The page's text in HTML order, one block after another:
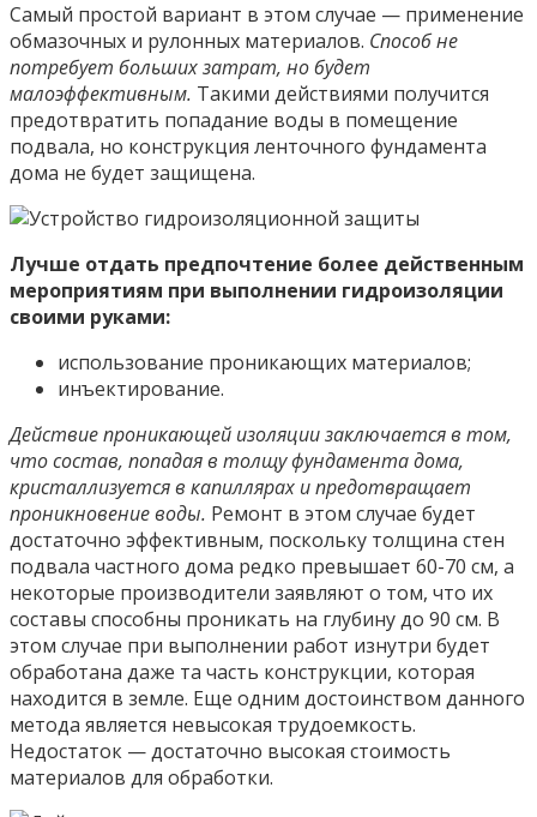
Самый простой вариант в этом случае — применение
обмазочных и рулонных материалов. Способ не
потребует больших затрат, но будет
малоэффективным. Такими действиями получится
предотвратить попадание воды в помещение
подвала, но конструкция ленточного фундамента
дома не будет защищена.
Лучше отдать предпочтение более действенным
мероприятиям при выполнении гидроизоляции
своими руками:
использование проникающих материалов;
инъектирование.
Действие проникающей изоляции заключается в том,
что состав, попадая в толщу фундамента дома,
кристаллизуется в капиллярах и предотвращает
проникновение воды. Ремонт в этом случае будет
достаточно эффективным, поскольку толщина стен
подвала частного дома редко превышает 60-70 см, а
некоторые производители заявляют о том, что их
составы способны проникать на глубину до 90 см. В
этом случае при выполнении работ изнутри будет
обработана даже та часть конструкции, которая
находится в земле. Еще одним достоинством данного
метода является невысокая трудоемкость.
Недостаток — достаточно высокая стоимость
материалов для обработки.